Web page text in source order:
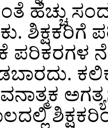
ಹೆಚ್ಚು
ಶಿಕ್ಷಕರಿಗೆ